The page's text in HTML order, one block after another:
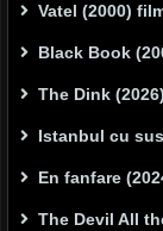
Vatel (2000)
Black Book
The Dink
Istanbul cu
En fanfare
The Devil All